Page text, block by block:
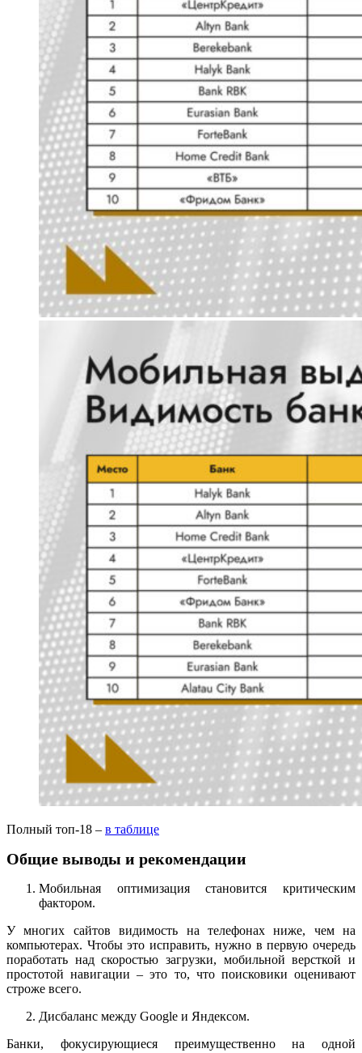
Полный топ-18 – в таблице
Общие выводы и рекомендации
Мобильная оптимизация становится критическим
фактором.
У многих сайтов видимость на телефонах ниже, чем на
компьютерах. Чтобы это исправить, нужно в первую очередь
поработать над скоростью загрузки, мобильной версткой и
простотой навигации – это то, что поисковики оценивают
строже всего.
Дисбаланс между Google и Яндексом.
Банки, фокусирующиеся преимущественно на одной